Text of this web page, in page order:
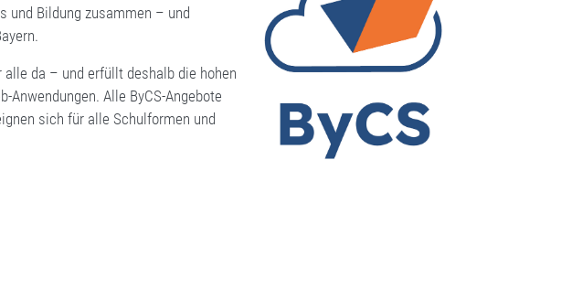
und Bildung zusammen – und
da – und erfüllt deshalb die hohen
Anwendungen. Alle ByCS-Angebote
sich für alle Schulformen und